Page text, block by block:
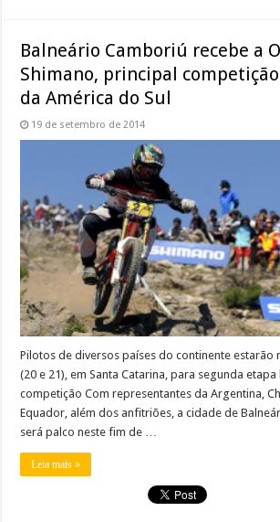
Balneário Camboriú recebe a
Shimano, principal competição
da América do Sul
19 de setembro de 2014
Pilotos de diversos países do continente estarão
(20 e 21), em Santa Catarina, para segunda
competição Com representantes da Argentina,
Equador, além dos anfitriões, a cidade de
será palco neste fim de …
Leia mais »